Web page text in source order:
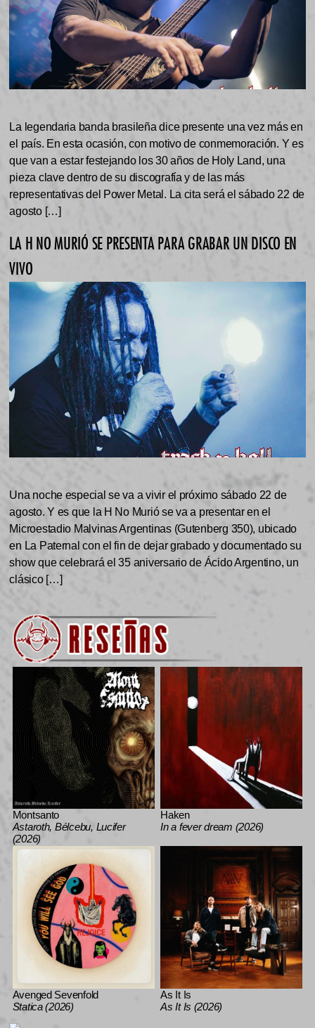
La legendaria banda brasileña dice presente una vez más en
el país. En esta ocasión, con motivo de conmemoración. Y es
que van a estar festejando los 30 años de Holy Land, una
pieza clave dentro de su discografía y de las más
representativas del Power Metal. La cita será el sábado 22 de
agosto […]
LA H NO MURIÓ SE PRESENTA PARA GRABAR UN DISCO EN
VIVO
Una noche especial se va a vivir el próximo sábado 22 de
agosto. Y es que la H No Murió se va a presentar en el
Microestadio Malvinas Argentinas (Gutenberg 350), ubicado
en La Paternal con el fin de dejar grabado y documentado su
show que celebrará el 35 aniversario de Ácido Argentino, un
clásico […]
Montsanto
Astaroth, Bélcebu, Lucifer
(2026)
Haken
In a fever dream (2026)
Avenged Sevenfold
Statica (2026)
As It Is
As It Is (2026)